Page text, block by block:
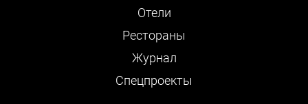
Отели
Рестораны
Журнал
Cпецпроекты